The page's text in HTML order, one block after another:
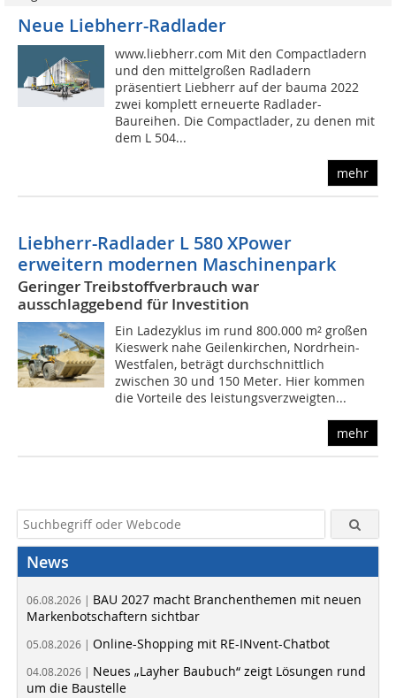
Neue Liebherr-Radlader
www.liebherr.com Mit den Compactladern
und den mittelgroßen Radladern
präsentiert Liebherr auf der bauma 2022
zwei komplett erneuerte Radlader-
Baureihen. Die Compactlader, zu denen mit
dem L 504...
mehr
Liebherr-Radlader L 580 XPower
erweitern modernen Maschinenpark
Geringer Treibstoffverbrauch war
ausschlaggebend für Investition
Ein Ladezyklus im rund 800.000 m² großen
Kieswerk nahe Geilenkirchen, Nordrhein-
Westfalen, beträgt durchschnittlich
zwischen 30 und 150 Meter. Hier kommen
die Vorteile des leistungsverzweigten...
mehr
News
06.08.2026 | BAU 2027 macht Branchenthemen mit neuen
Markenbotschaftern sichtbar
05.08.2026 | Online-Shopping mit RE-INvent-Chatbot
04.08.2026 | Neues „Layher Baubuch“ zeigt Lösungen rund
um die Baustelle